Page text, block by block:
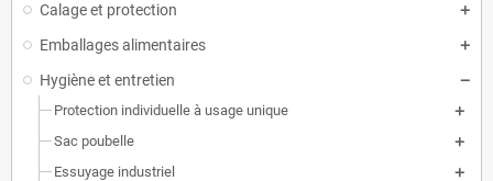
Calage et protection
Emballages alimentaires
Hygiène et entretien
Protection individuelle à usage unique
Sac poubelle
Essuyage industriel